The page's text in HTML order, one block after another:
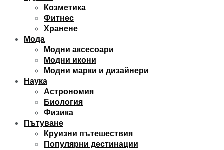
Козметика
Фитнес
Хранене
Мода
Модни аксесоари
Модни икони
Модни марки и дизайнери
Наука
Астрономия
Биология
Физика
Пътуване
Круизни пътешествия
Популярни дестинации